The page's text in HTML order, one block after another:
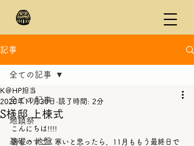
記事
全ての記事
地鎮祭
基礎・地盤
全ての記事
S様邸 上棟式
K＠HP担当
2020年11月30日 読了時間: 2分
こんにちは!!!!
朝ものすごく寒いと思ったら、11月ももう最終日で